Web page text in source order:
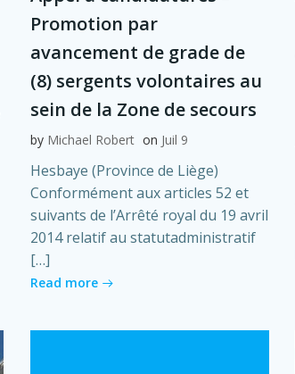
Promotion par
avancement de grade de
(8) sergents volontaires au
sein de la Zone de secours
by Michael Robert on Juil 9
Hesbaye (Province de Liège)
Conformément aux articles 52 et
suivants de l’Arrêté royal du 19 avril
2014 relatif au statutadministratif
[…]
Read more